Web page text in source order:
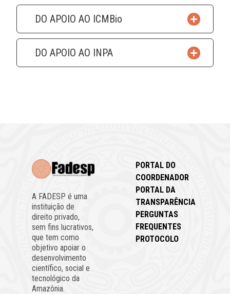
DO APOIO AO ICMBio
DO APOIO AO INPA
A FADESP é uma
instituição de
direito privado,
sem fins lucrativos,
que tem como
objetivo apoiar o
desenvolvimento
científico, social e
tecnológico da
Amazônia.
PORTAL DO
COORDENADOR
PORTAL DA
TRANSPARÊNCIA
PERGUNTAS
FREQUENTES
PROTOCOLO